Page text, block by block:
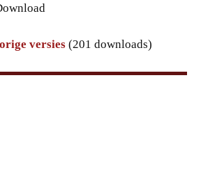
versies (201 downloads)